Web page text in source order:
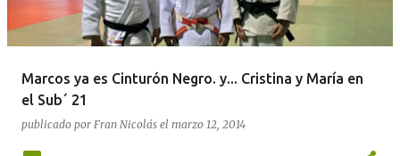
d
Marcos ya es Cinturón Negro. y... Cristina y María en
el Sub´ 21
publicado por Fran Nicolás el marzo 12, 2014